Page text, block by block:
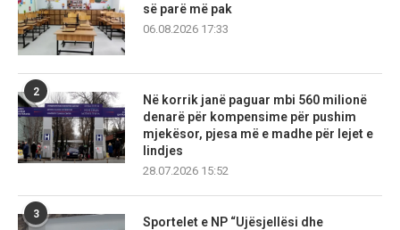
së parë më pak
06.08.2026 17:33
2
Në korrik janë paguar mbi 560 milionë
denarë për kompensime për pushim
mjekësor, pjesa më e madhe për lejet e
lindjes
28.07.2026 15:52
3
Sportelet e NP “Ujësjellësi dhe